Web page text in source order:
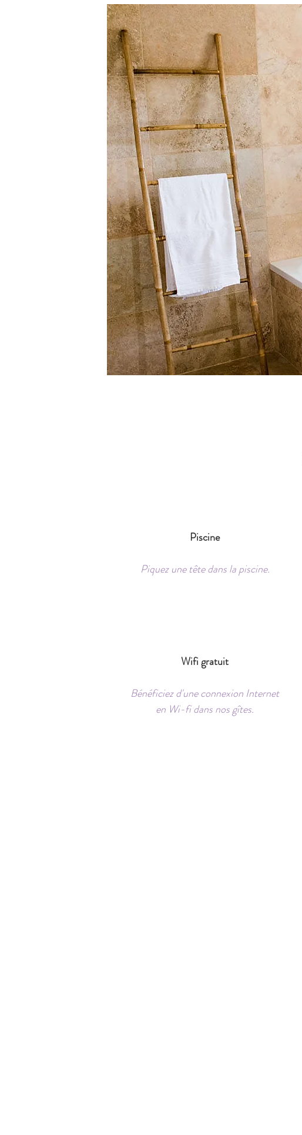
Piscine
Piquez une tête dans la piscine.
Wifi gratuit
Bénéficiez d'une connexion Internet
en Wi-fi dans nos gîtes.